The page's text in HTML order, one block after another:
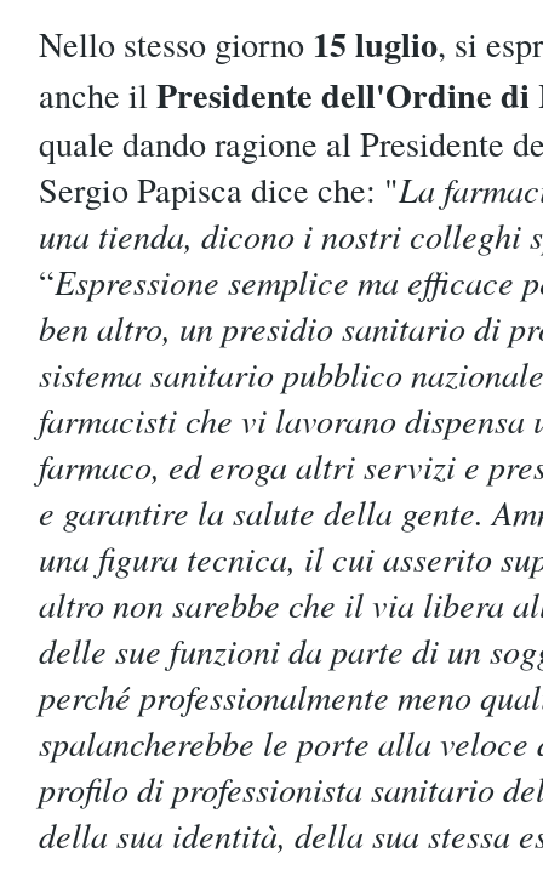
Nello stesso giorno 15 luglio, si
anche il Presidente dell'Ordine
quale dando ragione al Presidente
Sergio Papisca dice che: "La
una tienda, dicono i nostri colleghi
“Espressione semplice ma efficace
ben altro, un presidio sanitario di
sistema sanitario pubblico
farmacisti che vi lavorano dispensa
farmaco, ed eroga altri servizi e
e garantire la salute della gente.
una figura tecnica, il cui asserito
altro non sarebbe che il via libera
delle sue funzioni da parte di un
perché professionalmente meno
spalancherebbe le porte alla veloce
profilo di professionista sanitario
della sua identità, della sua stessa